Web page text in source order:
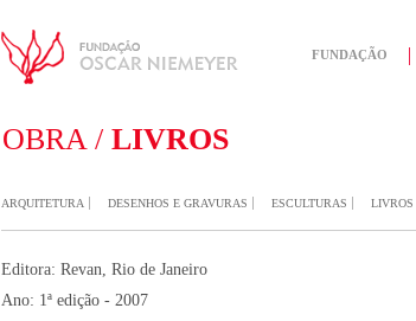
FUNDAÇÃO
OBRA / LIVROS
ARQUITETURA DESENHOS E GRAVURAS ESCULTURAS LIVROS
Editora: Revan, Rio de Janeiro
Ano: 1ª edição - 2007